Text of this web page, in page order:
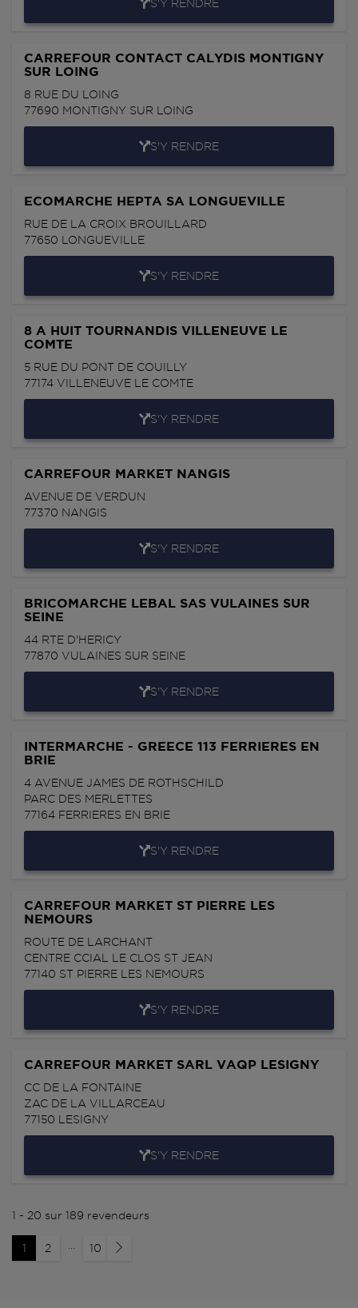
S'Y RENDRE
CARREFOUR CONTACT CALYDIS MONTIGNY
SUR LOING
8 RUE DU LOING
77690 MONTIGNY SUR LOING
S'Y RENDRE
ECOMARCHE HEPTA SA LONGUEVILLE
RUE DE LA CROIX BROUILLARD
77650 LONGUEVILLE
S'Y RENDRE
8 A HUIT TOURNANDIS VILLENEUVE LE
COMTE
5 RUE DU PONT DE COUILLY
77174 VILLENEUVE LE COMTE
S'Y RENDRE
CARREFOUR MARKET NANGIS
AVENUE DE VERDUN
77370 NANGIS
S'Y RENDRE
BRICOMARCHE LEBAL SAS VULAINES SUR
SEINE
44 RTE D'HERICY
77870 VULAINES SUR SEINE
S'Y RENDRE
INTERMARCHE - GREECE 113 FERRIERES EN
BRIE
4 AVENUE JAMES DE ROTHSCHILD
PARC DES MERLETTES
77164 FERRIERES EN BRIE
S'Y RENDRE
CARREFOUR MARKET ST PIERRE LES
NEMOURS
ROUTE DE LARCHANT
CENTRE CCIAL LE CLOS ST JEAN
77140 ST PIERRE LES NEMOURS
S'Y RENDRE
CARREFOUR MARKET SARL VAQP LESIGNY
CC DE LA FONTAINE
ZAC DE LA VILLARCEAU
77150 LESIGNY
S'Y RENDRE
1 - 20 sur 189 revendeurs
1 2 10